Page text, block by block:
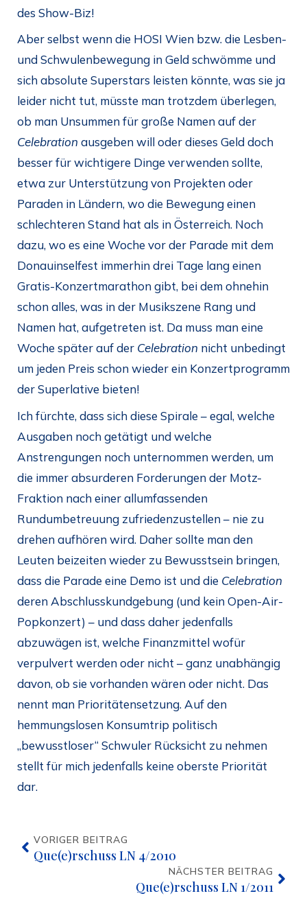
des Show-Biz!
Aber selbst wenn die HOSI Wien bzw. die Lesben-
und Schwulenbewegung in Geld schwömme und
sich absolute Superstars leisten könnte, was sie ja
leider nicht tut, müsste man trotzdem überlegen,
ob man Unsummen für große Namen auf der
Celebration ausgeben will oder dieses Geld doch
besser für wichtigere Dinge verwenden sollte,
etwa zur Unterstützung von Projekten oder
Paraden in Ländern, wo die Bewegung einen
schlechteren Stand hat als in Österreich. Noch
dazu, wo es eine Woche vor der Parade mit dem
Donauinselfest immerhin drei Tage lang einen
Gratis-Konzertmarathon gibt, bei dem ohnehin
schon alles, was in der Musikszene Rang und
Namen hat, aufgetreten ist. Da muss man eine
Woche später auf der Celebration nicht unbedingt
um jeden Preis schon wieder ein Konzertprogramm
der Superlative bieten!
Ich fürchte, dass sich diese Spirale – egal, welche
Ausgaben noch getätigt und welche
Anstrengungen noch unternommen werden, um
die immer absurderen Forderungen der Motz-
Fraktion nach einer allumfassenden
Rundumbetreuung zufriedenzustellen – nie zu
drehen aufhören wird. Daher sollte man den
Leuten beizeiten wieder zu Bewusstsein bringen,
dass die Parade eine Demo ist und die Celebration
deren Abschlusskundgebung (und kein Open-Air-
Popkonzert) – und dass daher jedenfalls
abzuwägen ist, welche Finanzmittel wofür
verpulvert werden oder nicht – ganz unabhängig
davon, ob sie vorhanden wären oder nicht. Das
nennt man Prioritätensetzung. Auf den
hemmungslosen Konsumtrip politisch
„bewusstloser“ Schwuler Rücksicht zu nehmen
stellt für mich jedenfalls keine oberste Priorität
dar.
VORIGER BEITRAG
Que(e)rschuss LN 4/2010
NÄCHSTER BEITRAG
Que(e)rschuss LN 1/2011